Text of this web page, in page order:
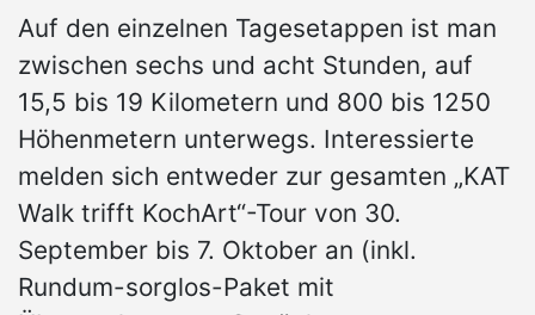
Auf den einzelnen Tagesetappen ist man
zwischen sechs und acht Stunden, auf
15,5 bis 19 Kilometern und 800 bis 1250
Höhenmetern unterwegs. Interessierte
melden sich entweder zur gesamten „KAT
Walk trifft KochArt“-Tour von 30.
September bis 7. Oktober an (inkl.
Rundum-sorglos-Paket mit